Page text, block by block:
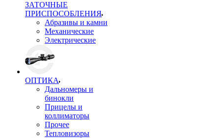
ЗАТОЧНЫЕ
ПРИСПОСОБЛЕНИЯ
Абразивы и камни
Механические
Электрические
ОПТИКА
Дальномеры и
бинокли
Прицелы и
коллиматоры
Прочее
Тепловизоры